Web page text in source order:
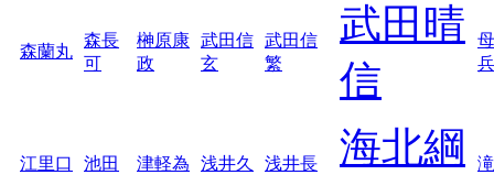
森蘭丸
森長
可
榊原康
政
武田信
玄
武田信
繁
武田晴
信
江里口
池田
津軽為
浅井久
浅井長
海北綱